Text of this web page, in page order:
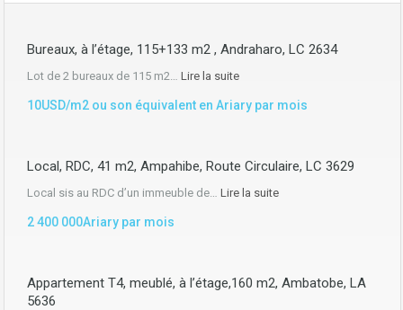
Bureaux, à l’étage, 115+133 m2 , Andraharo, LC 2634
Lot de 2 bureaux de 115 m2… Lire la suite
10USD/m2 ou son équivalent en Ariary par mois
Local, RDC, 41 m2, Ampahibe, Route Circulaire, LC 3629
Local sis au RDC d’un immeuble de… Lire la suite
2 400 000Ariary par mois
Appartement T4, meublé, à l’étage,160 m2, Ambatobe, LA
5636